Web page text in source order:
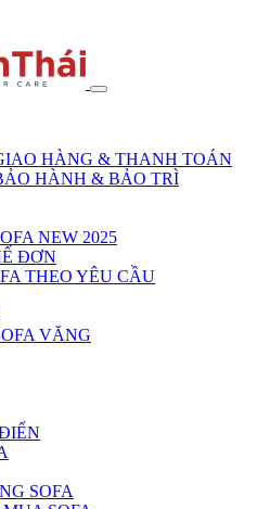
HÀNG & THANH TOÁN
HÀNH & BẢO TRÌ
NEW 2025
ĐƠN
THEO YÊU CẦU
VĂNG
SOFA